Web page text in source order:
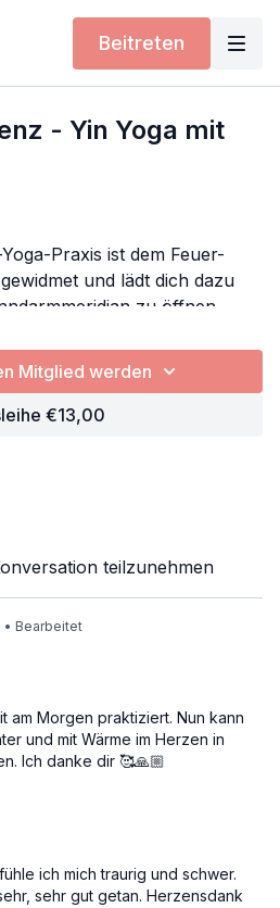
Beitreten
- Yin Yoga mit
Praxis ist dem Feuer-
und lädt dich dazu
zu öffnen.
Medizin ist das Herz
und gilt als Sitz des Shen
Präsenz und unseres
ist die stille Herzensfreude
hilft uns der Dünndarm –
– zu unterscheiden:
darum, immer glücklich oder
ein Zuviel an Aufregung,
Aktivität kann das
dich deshalb nicht zu
zu einer tiefen, ruhigen
Block
Mitglied werden
€13,00
teilzunehmen
• Bearbeitet
am Morgen praktiziert. Nun kann
und mit Wärme im Herzen in
Ich danke dir 🥰🙏🏼
ich mich traurig und schwer.
sehr gut getan. Herzensdank